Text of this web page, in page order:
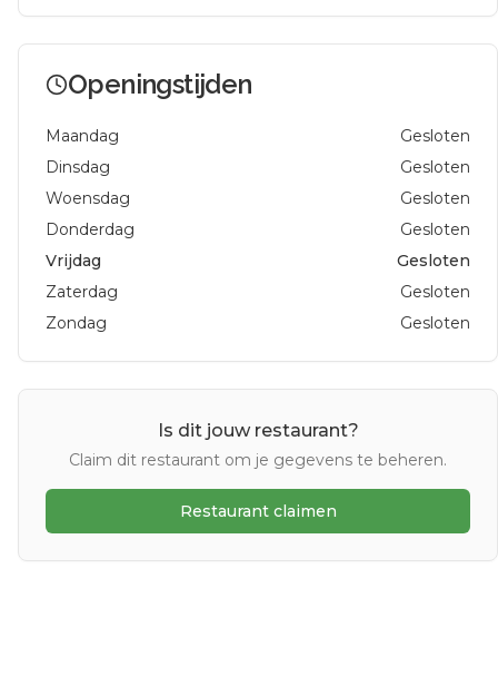
Openingstijden
Maandag
Gesloten
Dinsdag
Gesloten
Woensdag
Gesloten
Donderdag
Gesloten
Vrijdag
Gesloten
Zaterdag
Gesloten
Zondag
Gesloten
Is dit jouw restaurant?
Claim dit restaurant om je gegevens te beheren.
Restaurant claimen